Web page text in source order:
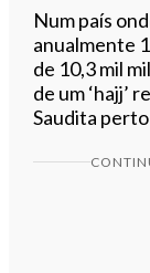
Num país
anualmente
de 10,3 mil
de um ‘hajj’
Saudita